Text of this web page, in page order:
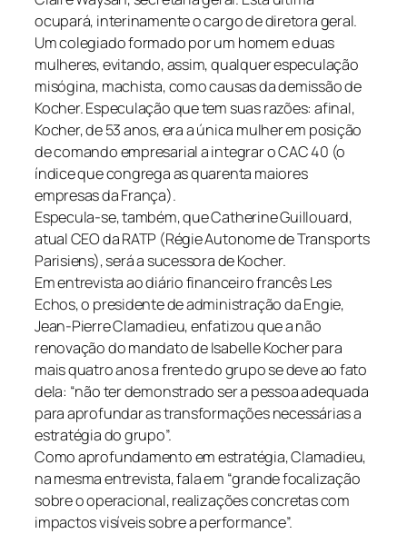
ocupará, interinamente o cargo de diretora geral.
Um colegiado formado por um homem e duas
mulheres, evitando, assim, qualquer especulação
misógina, machista, como causas da demissão de
Kocher. Especulação que tem suas razões: afinal,
Kocher, de 53 anos, era a única mulher em posição
de comando empresarial a integrar o CAC 40 (o
índice que congrega as quarenta maiores
empresas da França).
Especula-se, também, que Catherine Guillouard,
atual CEO da RATP (Régie Autonome de Transports
Parisiens), será a sucessora de Kocher.
Em entrevista ao diário financeiro francês Les
Echos, o presidente de administração da Engie,
Jean-Pierre Clamadieu, enfatizou que a não
renovação do mandato de Isabelle Kocher para
mais quatro anos a frente do grupo se deve ao fato
dela: “não ter demonstrado ser a pessoa adequada
para aprofundar as transformações necessárias a
estratégia do grupo”.
Como aprofundamento em estratégia, Clamadieu,
na mesma entrevista, fala em “grande focalização
sobre o operacional, realizações concretas com
impactos visíveis sobre a performance”.